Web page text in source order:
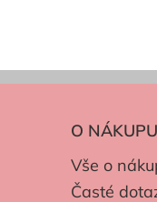
O NÁKUPU
Vše o
Časté